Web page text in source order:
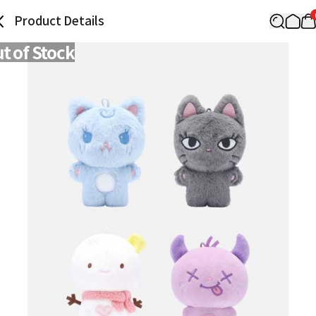
Product Details
of Stock